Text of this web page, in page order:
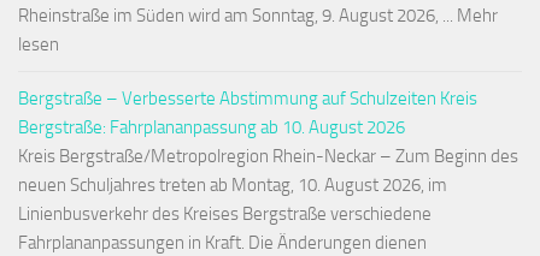
Rheinstraße im Süden wird am Sonntag, 9. August 2026, ... Mehr
lesen
Bergstraße – Verbesserte Abstimmung auf Schulzeiten Kreis
Bergstraße: Fahrplananpassung ab 10. August 2026
Kreis Bergstraße/Metropolregion Rhein-Neckar – Zum Beginn des
neuen Schuljahres treten ab Montag, 10. August 2026, im
Linienbusverkehr des Kreises Bergstraße verschiedene
Fahrplananpassungen in Kraft. Die Änderungen dienen